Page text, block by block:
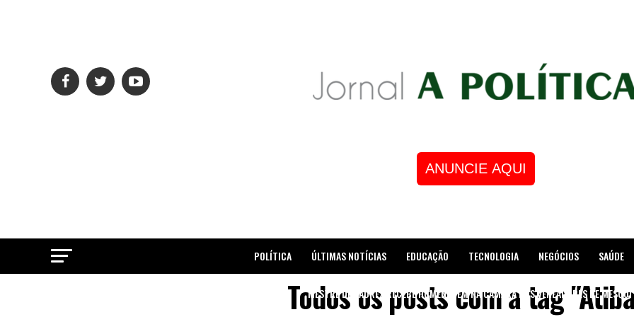
ANUNCIE AQUI
POLÍTICA ÚLTIMAS NOTÍCIAS EDUCAÇÃO TECNOLOGIA NEGÓCIOS SAÚDE
MESTRE DE XADREZ RECEBE HOMENAGEM NA CÂMARA DOS VEREADORES DE
Todos os posts com a tag